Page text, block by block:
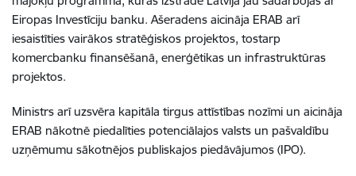
Eiropas Investīciju banku. Ašeradens aicināja ERAB arī
iesaistīties vairākos stratēģiskos projektos, tostarp
komercbanku finansēšanā, enerģētikas un infrastruktūras
projektos.
Ministrs arī uzsvēra kapitāla tirgus attīstības nozīmi un aicināja
ERAB nākotnē piedalīties potenciālajos valsts un pašvaldību
uzņēmumu sākotnējos publiskajos piedāvājumos (IPO).